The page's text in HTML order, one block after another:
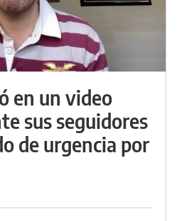
en un video
sus seguidores
de urgencia por